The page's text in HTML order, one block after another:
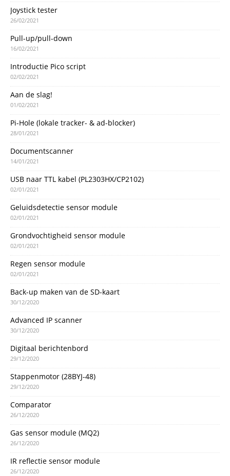
Joystick tester
26/02/2021
Pull-up/pull-down
16/02/2021
Introductie Pico script
02/02/2021
Aan de slag!
01/02/2021
Pi-Hole (lokale tracker- & ad-blocker)
28/01/2021
Documentscanner
14/01/2021
USB naar TTL kabel (PL2303HX/CP2102)
02/01/2021
Geluidsdetectie sensor module
02/01/2021
Grondvochtigheid sensor module
02/01/2021
Regen sensor module
02/01/2021
Back-up maken van de SD-kaart
30/12/2020
Advanced IP scanner
30/12/2020
Digitaal berichtenbord
29/12/2020
Stappenmotor (28BYJ-48)
29/12/2020
Comparator
26/12/2020
Gas sensor module (MQ2)
26/12/2020
IR reflectie sensor module
26/12/2020